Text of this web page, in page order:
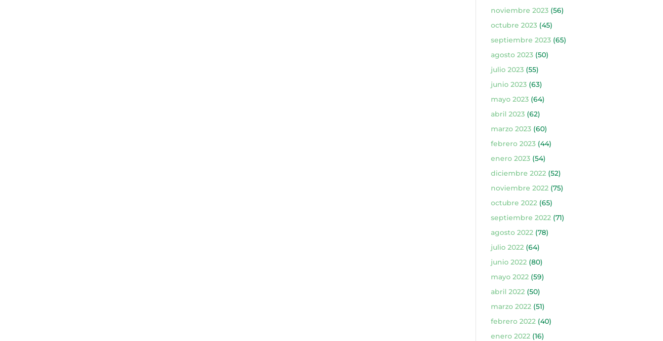
noviembre 2023(56)
octubre 2023(45)
septiembre 2023(65)
agosto 2023(50)
julio 2023(55)
junio 2023(63)
mayo 2023(64)
abril 2023(62)
marzo 2023(60)
febrero 2023(44)
enero 2023(54)
diciembre 2022(52)
noviembre 2022(75)
octubre 2022(65)
septiembre 2022(71)
agosto 2022(78)
julio 2022(64)
junio 2022(80)
mayo 2022(59)
abril 2022(50)
marzo 2022(51)
febrero 2022(40)
enero 2022(16)